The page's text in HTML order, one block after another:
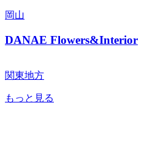
岡山
DANAE Flowers&Interior
関東地方
もっと見る